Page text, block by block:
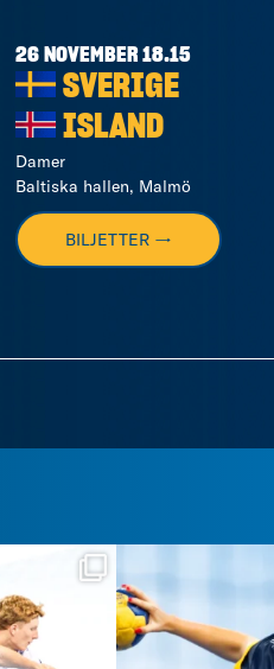
26 NOVEMBER 18.15
SVERIGE
ISLAND
Damer
Baltiska hallen, Malmö
BILJETTER →